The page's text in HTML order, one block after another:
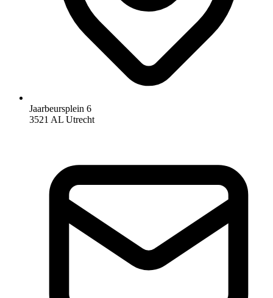
Jaarbeursplein 6
3521 AL Utrecht